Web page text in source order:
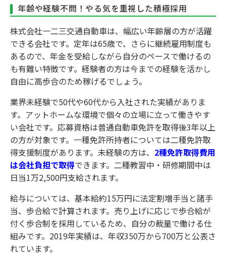
年齢や経験不問！やる気を重視した積極採用
株式会社一二三交通自動車は、幅広い年齢層の方が活躍
できる会社です。定年は65歳で、さらに継続雇用制度も
あるので、年金を受給しながら自分のペースで働けるの
も有難い特徴です。経験者の方は今までの経験を活かし
自由に高歩合のため稼げるでしょう。
業界未経験で50代や60代から入社された実績がありま
す。アットホームな環境で個々の立場に立って働きやす
い会社です。応募資格は普通自動車免許を取得後3年以上
の方が対象です。一種免許所持者については二種免許取
得支援制度があります。未経験の方は、 2種免許取得費用
は会社負担で取得できます。二種教習中・研修期間中は
日当1万2,500円支給されます。
給与については、基本給約15万円に法定割増手当と諸手
当、歩合給で計算されます。売り上げに応じで歩合給が
付く歩合制を採用しているため、自分の裁量で働ける仕
組みです。2019年実績は、年収350万から700万と公表さ
れています。